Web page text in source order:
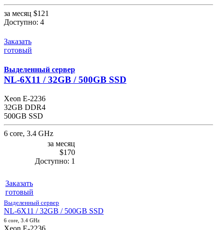
за месяц $121
Доступно: 4
Заказать
готовый
Выделенный сервер
NL-6X11 / 32GB / 500GB SSD
Xeon E-2236
32GB DDR4
500GB SSD
6 core, 3.4 GHz
за месяц
$170
Доступно: 1
Заказать
готовый
Выделенный сервер
NL-6X11 / 32GB / 500GB SSD
6 core, 3.4 GHz
Xeon E-2236